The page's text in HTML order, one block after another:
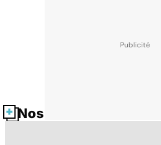
Nos fiches santé